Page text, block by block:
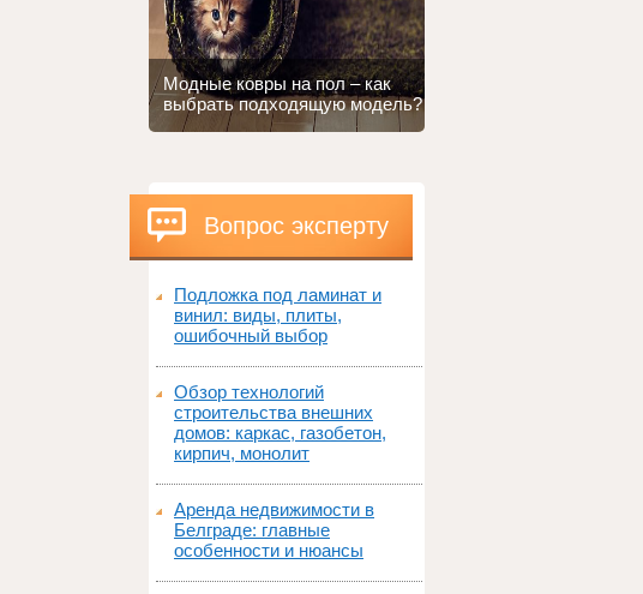
Модные ковры на пол – как
выбрать подходящую модель?
Вопрос эксперту
Подложка под ламинат и
винил: виды, плиты,
ошибочный выбор
Обзор технологий
строительства внешних
домов: каркас, газобетон,
кирпич, монолит
Аренда недвижимости в
Белграде: главные
особенности и нюансы